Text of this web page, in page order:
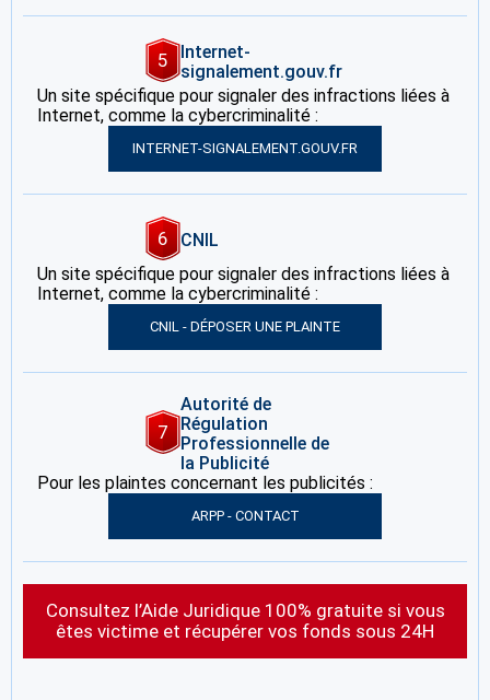
5
Internet-
signalement.gouv.fr
Un site spécifique pour signaler des infractions liées à
Internet, comme la cybercriminalité :
INTERNET-SIGNALEMENT.GOUV.FR
6
CNIL
Un site spécifique pour signaler des infractions liées à
Internet, comme la cybercriminalité :
CNIL - DÉPOSER UNE PLAINTE
7
Autorité de
Régulation
Professionnelle de
la Publicité
Pour les plaintes concernant les publicités :
ARPP - CONTACT
Consultez l’Aide Juridique 100% gratuite si vous
êtes victime et récupérer vos fonds sous 24H